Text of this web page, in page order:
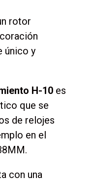
rotor
único y
H-10es
que se
de relojes
en el
con una